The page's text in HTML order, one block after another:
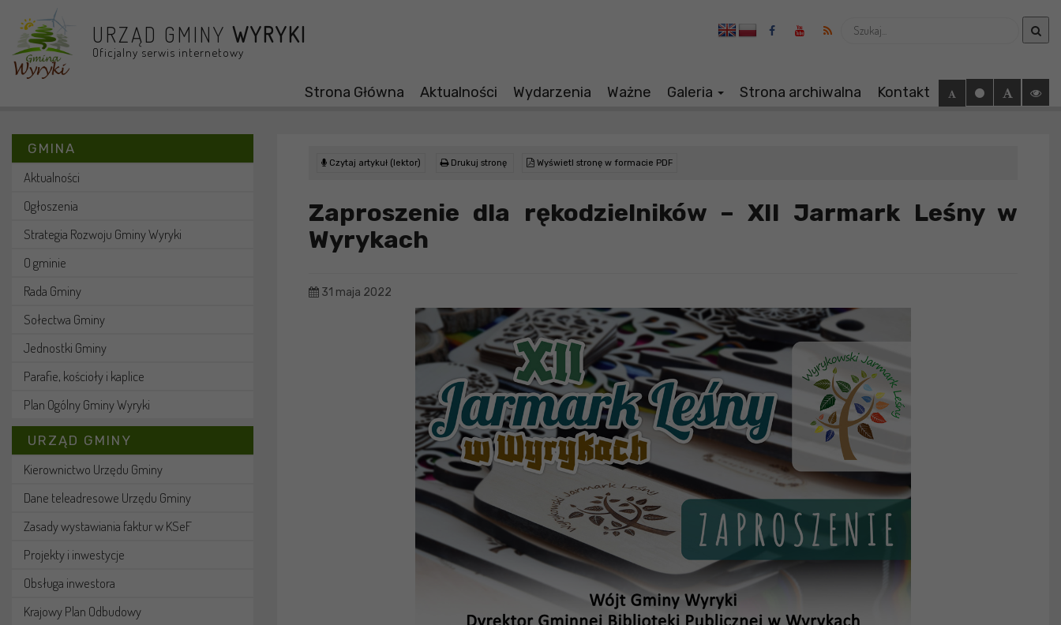
URZĄD GMINY WYRYKI
Oficjalny serwis internetowy
Wyszukaj
Strona Główna Aktualności Wydarzenia Ważne Galeria Strona archiwalna Kontakt
GMINA
Aktualności
Ogłoszenia
Strategia Rozwoju Gminy Wyryki
O gminie
Rada Gminy
Sołectwa Gminy
Jednostki Gminy
Parafie, kościoły i kaplice
Plan Ogólny Gminy Wyryki
URZĄD GMINY
Kierownictwo Urzędu Gminy
Dane teleadresowe Urzędu Gminy
Zasady wystawiania faktur w KSeF
Projekty i inwestycje
Obsługa inwestora
Krajowy Plan Odbudowy
Czytaj artykuł (lektor) Drukuj stronę Wyświetl stronę w formacie PDF
Zaproszenie dla rękodzielników – XII Jarmark Leśny w
Wyrykach
31 maja 2022